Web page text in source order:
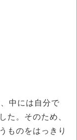
中には自分で
た。そのため、
ものをはっきり